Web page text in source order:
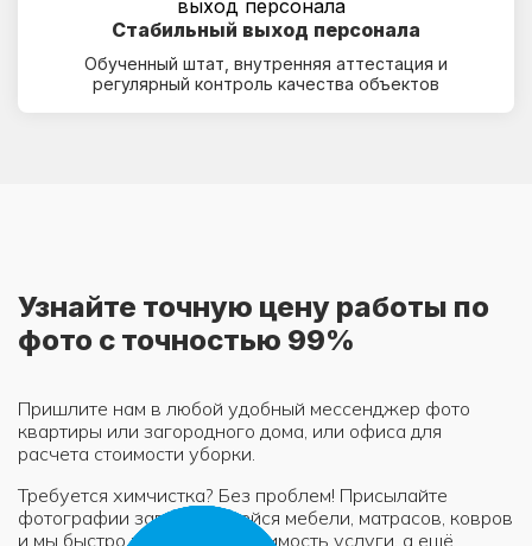
Стабильный выход персонала
Обученный штат, внутренняя аттестация и
регулярный контроль качества объектов
Узнайте точную цену работы по
фото с точностью 99%
Пришлите нам в любой удобный мессенджер фото
квартиры или загородного дома, или офиса для
расчета стоимости уборки.
Требуется химчистка? Без проблем! Присылайте
фотографии загрязнившейся мебели, матрасов, ковров
и мы быстро рассчитаем стоимость услуги, а ещё